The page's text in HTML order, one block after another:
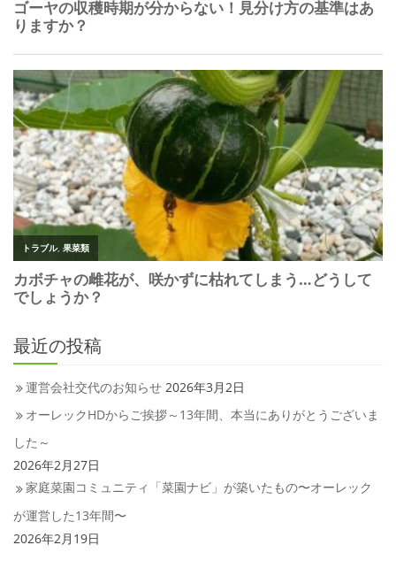
最近の投稿
運営会社交代のお知らせ 2026年3月2日
オーレックHDからご挨拶～13年間、本当にありがとうございま
した～
2026年2月27日
家庭菜園コミュニティ「菜園ナビ」が築いたもの〜オーレック
が運営した13年間〜
2026年2月19日